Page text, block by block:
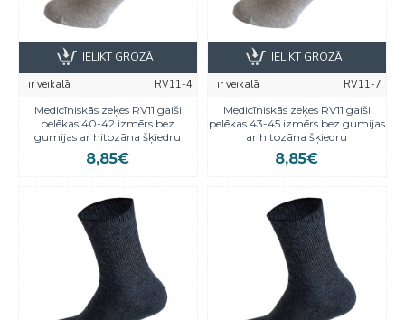
ir veikalā
RV11-4
Medicīniskās zeķes RV11 gaiši
pelēkas 40-42 izmērs bez
gumijas ar hitozāna šķiedru
8,85€
IELIKT GROZĀ
ir veikalā
RV11-7
Medicīniskās zeķes RV11 gaiši
pelēkas 43-45 izmērs bez gumijas
ar hitozāna šķiedru
8,85€
IELIKT GROZĀ